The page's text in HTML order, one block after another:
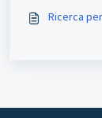
Ricerca